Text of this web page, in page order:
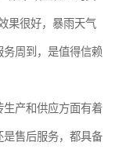
果很好，暴雨天气
周到，是值得信赖
产和供应方面有着
售后服务，都具备